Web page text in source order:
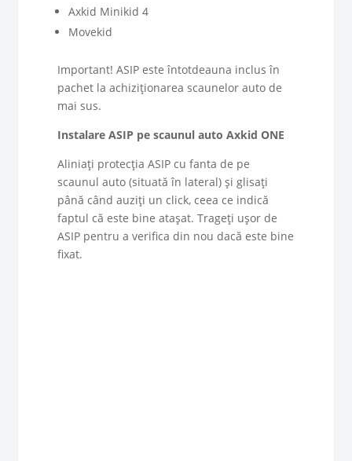
Axkid Minikid 4
Movekid
Important! ASIP este întotdeauna inclus în
pachet la achiziționarea scaunelor auto de
mai sus.
Instalare ASIP pe scaunul auto Axkid ONE
Aliniați protecția ASIP cu fanta de pe
scaunul auto (situată în lateral) și glisați
până când auziți un click, ceea ce indică
faptul că este bine atașat. Trageți ușor de
ASIP pentru a verifica din nou dacă este bine
fixat.